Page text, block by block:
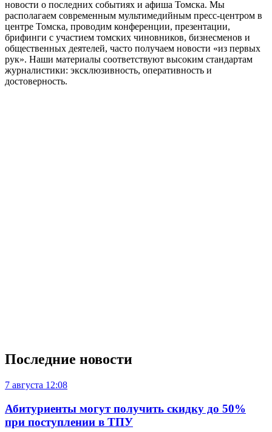
новости о последних событиях и афиша Томска. Мы
располагаем современным мультимедийным пресс-центром в
центре Томска, проводим конференции, презентации,
брифинги с участием томских чиновников, бизнесменов и
общественных деятелей, часто получаем новости «из первых
рук». Наши материалы соответствуют высоким стандартам
журналистики: эксклюзивность, оперативность и
достоверность.
Последние новости
7 августа 12:08
Абитуриенты могут получить скидку до 50%
при поступлении в ТПУ